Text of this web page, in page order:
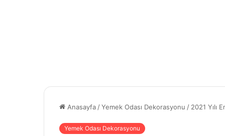
Anasayfa /Yemek Odası Dekorasyonu / 2021 Yılı
Yemek Odası Dekorasyonu